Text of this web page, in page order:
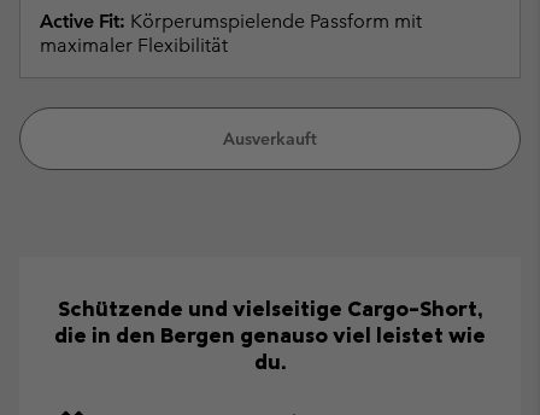
Active Fit: Körperumspielende Passform mit
maximaler Flexibilität
Ausverkauft
Schützende und vielseitige Cargo-Short,
die in den Bergen genauso viel leistet wie
du.